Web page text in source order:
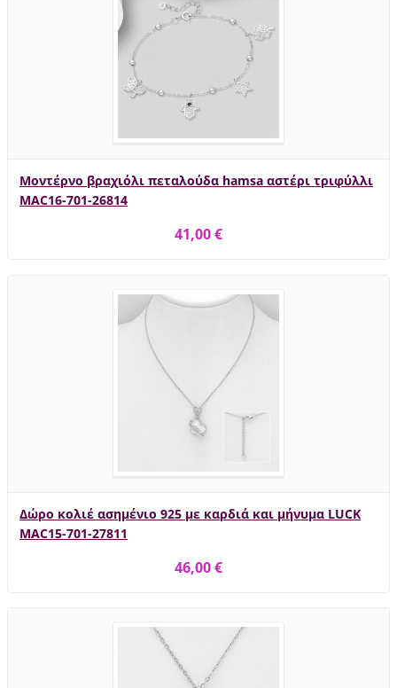
Μοντέρνο βραχιόλι πεταλούδα hamsa αστέρι τριφύλλι
MAC16-701-26814
41,00 €
Δώρο κολιέ ασημένιο 925 με καρδιά και μήνυμα LUCK
MAC15-701-27811
46,00 €